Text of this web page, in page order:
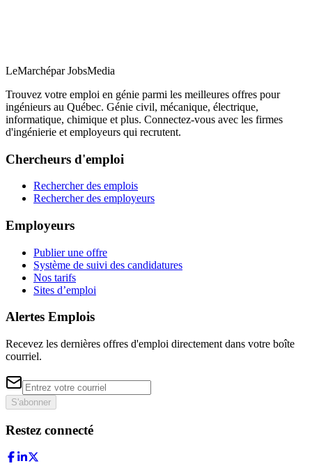
LeMarchépar JobsMedia
Trouvez votre emploi en génie parmi les meilleures offres pour
ingénieurs au Québec. Génie civil, mécanique, électrique,
informatique, chimique et plus. Connectez-vous avec les firmes
d'ingénierie et employeurs qui recrutent.
Chercheurs d'emploi
Rechercher des emplois
Rechercher des employeurs
Employeurs
Publier une offre
Système de suivi des candidatures
Nos tarifs
Sites d’emploi
Alertes Emplois
Recevez les dernières offres d'emploi directement dans votre boîte
courriel.
S'abonner
Restez connecté